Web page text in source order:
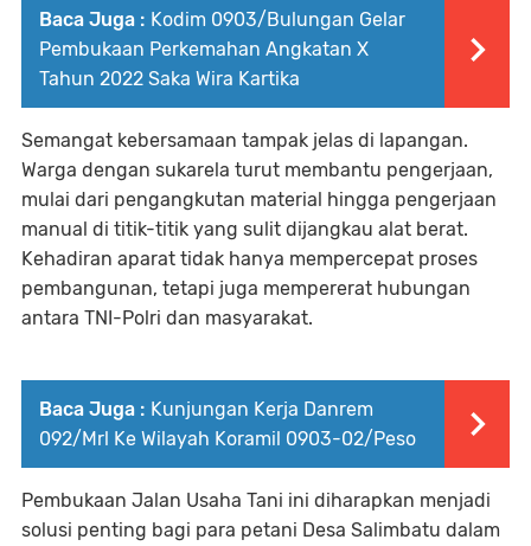
Baca Juga : Kodim 0903/Bulungan Gelar
Pembukaan Perkemahan Angkatan X
Tahun 2022 Saka Wira Kartika
Semangat kebersamaan tampak jelas di lapangan.
Warga dengan sukarela turut membantu pengerjaan,
mulai dari pengangkutan material hingga pengerjaan
manual di titik-titik yang sulit dijangkau alat berat.
Kehadiran aparat tidak hanya mempercepat proses
pembangunan, tetapi juga mempererat hubungan
antara TNI-Polri dan masyarakat.
Baca Juga : Kunjungan Kerja Danrem
092/Mrl Ke Wilayah Koramil 0903-02/Peso
Pembukaan Jalan Usaha Tani ini diharapkan menjadi
solusi penting bagi para petani Desa Salimbatu dalam